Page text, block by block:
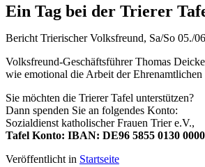
Ein Tag bei der Trierer
Bericht Trierischer Volksfreund, Sa/So 05./
Volksfreund-Geschäftsführer Thomas
wie emotional die Arbeit der Ehrenamtlichen
Sie möchten die Trierer Tafel unterstützen?
Dann spenden Sie an folgendes Konto:
Sozialdienst katholischer Frauen Trier e.V.,
Tafel Konto: IBAN: DE96 5855 0130 0000
Veröffentlicht in Startseite